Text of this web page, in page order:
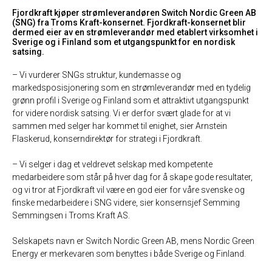
Fjordkraft kjøper strømleverandøren Switch Nordic Green AB
(SNG) fra Troms Kraft-konsernet. Fjordkraft-konsernet blir
dermed eier av en strømleverandør med etablert virksomhet i
Sverige og i Finland som et utgangspunkt for en nordisk
satsing.
– Vi vurderer SNGs struktur, kundemasse og
markedsposisjonering som en strømleverandør med en tydelig
grønn profil i Sverige og Finland som et attraktivt utgangspunkt
for videre nordisk satsing. Vi er derfor svært glade for at vi
sammen med selger har kommet til enighet, sier Arnstein
Flaskerud, konserndirektør for strategi i Fjordkraft.
– Vi selger i dag et veldrevet selskap med kompetente
medarbeidere som står på hver dag for å skape gode resultater,
og vi tror at Fjordkraft vil være en god eier for våre svenske og
finske medarbeidere i SNG videre, sier konsernsjef Semming
Semmingsen i Troms Kraft AS.
Selskapets navn er Switch Nordic Green AB, mens Nordic Green
Energy er merkevaren som benyttes i både Sverige og Finland.